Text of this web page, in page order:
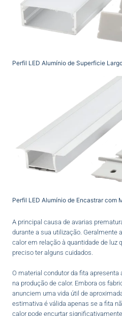
Perfil LED Alumínio de Superficie
Perfil LED Alumínio de Encastrar com
A principal causa de avarias
durante a sua utilização. Geralmente
calor em relação à quantidade de luz
preciso ter alguns cuidados.
O material condutor da fita
na produção de calor. Embora os
anunciem uma vida útil de
estimativa é válida apenas se a fita
calor pode encurtar